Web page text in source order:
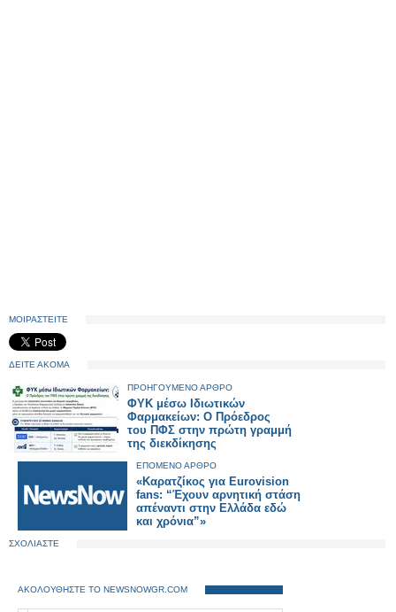
ΜΟΙΡΑΣΤΕΙΤΕ
ΔΕΙΤΕ ΑΚΟΜΑ
ΠΡΟΗΓΟΥΜΕΝΟ ΑΡΘΡΟ
ΦΥΚ μέσω Ιδιωτικών
Φαρμακείων: Ο Πρόεδρος
του ΠΦΣ στην πρώτη γραμμή
της διεκδίκησης
ΕΠΟΜΕΝΟ ΑΡΘΡΟ
«Καρατζίκος για Eurovision
fans: “Έχουν αρνητική στάση
απέναντι στην Ελλάδα εδώ
και χρόνια”»
ΣΧΟΛΙΑΣΤΕ
ΑΚΟΛΟΥΘΗΣΤΕ ΤΟ NEWSNOWGR.COM